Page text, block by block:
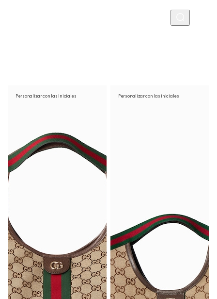
Personalizar con las iniciales Personalizar con las iniciales